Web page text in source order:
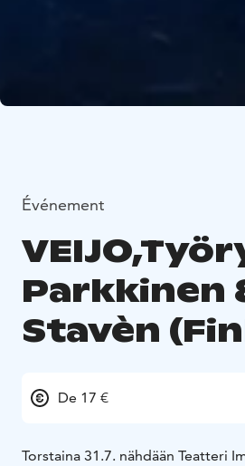
Événement
Parkkinen
Stavèn
De 17 €
Torstaina 31.7. nähdään Teatteri